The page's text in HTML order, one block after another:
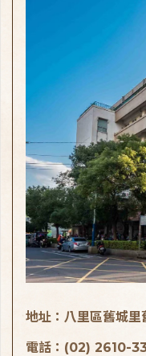
地址：八里區舊城
電話：(02) 2610-